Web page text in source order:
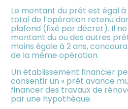
Le montant du prêt est égal
total de l’opération retenu
plafond (fixé par décret). Il
montant du ou des autres
moins égale à 2 ans,
de la même opération.
Un établissement financier
consentir un « prêt avance
financer des travaux de
par une hypothèque.